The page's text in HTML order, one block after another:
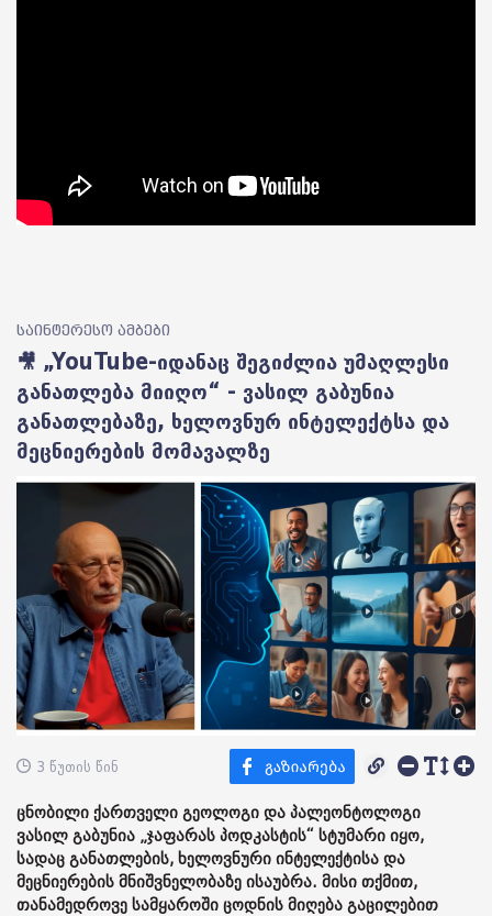
საინტერესო ამბები
🎥 „YouTube-იდანაც შეგიძლია უმაღლესი
განათლება მიიღო“ - ვასილ გაბუნია
განათლებაზე, ხელოვნურ ინტელექტსა და
მეცნიერების მომავალზე
3 წუთის წინ
ცნობილი ქართველი გეოლოგი და პალეონტოლოგი
ვასილ გაბუნია „ჯაფარას პოდკასტის“ სტუმარი იყო,
სადაც განათლების, ხელოვნური ინტელექტისა და
მეცნიერების მნიშვნელობაზე ისაუბრა. მისი თქმით,
თანამედროვე სამყაროში ცოდნის მიღება გაცილებით